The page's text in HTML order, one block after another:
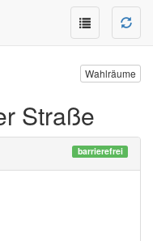
Wahlräume
Straße
barrierefrei